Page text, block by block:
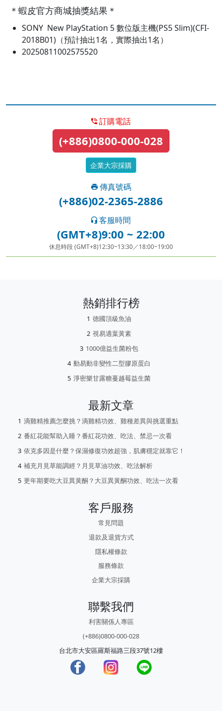
＊蝦皮官方商城抽獎結果＊
SONY New PlayStation 5 數位版主機(PS5 Slim)(CFI-
2018B01)（預計抽出1名，實際抽出1名）
20250811002575520
訂購電話
(+886)0800-000-028
企業大宗採購
傳真號碼
(+886)02-2365-2886
客服時間
(GMT+8)9:00 ~ 22:00
休息時段 (GMT+8)12:30~13:30／18:00~19:00
熱銷排行榜
德國頂級魚油
視易適葉黃素
1000億益生菌粉包
動易動非變性二型膠原蛋白
淨密樂甘露糖蔓越莓益生菌
最新文章
滴雞精推薦怎麼挑？滴雞精功效、雞種差異與挑選重點
番紅花能幫助入睡？番紅花功效、吃法、禁忌一次看
依克多因是什麼？保濕修復功效超強，肌膚穩定就靠它！
補充月見草能調經？月見草油功效、吃法解析
更年期要吃大豆異黃酮？大豆異黃酮功效、吃法一次看
客戶服務
常見問題
退款及退貨方式
隱私權條款
服務條款
企業大宗採購
聯繫我們
利害關係人專區
(+886)0800-000-028
台北市大安區羅斯福路三段37號12樓